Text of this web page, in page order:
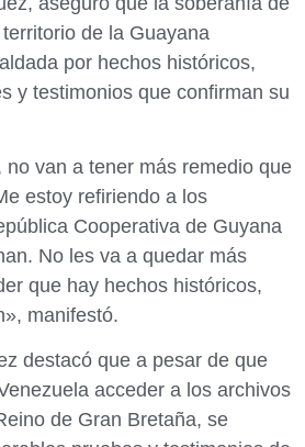
de la Guayana
por hechos históricos,
y testimonios que confirman su
van a tener más remedio que
estoy refiriendo a los
Cooperativa de Guyana
No les va a quedar más
que hay hechos históricos,
manifestó.
destacó que a pesar de que
acceder a los archivos
de Gran Bretaña, se